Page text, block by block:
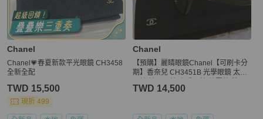
Chanel
Chanel💗春夏新款平光眼鏡 CH3458
全新全配
TWD 15,500
現折 499
Chanel
【預購】麗睛眼鏡Chanel【可刷卡分
期】香奈兒 CH3451B 光學眼鏡 太陽
TWD 14,500